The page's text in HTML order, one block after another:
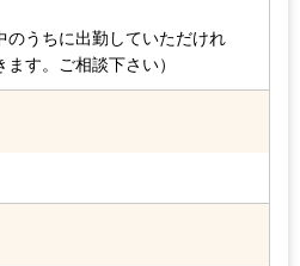
のうちに出勤していただけれ
す。ご相談下さい）